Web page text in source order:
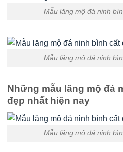
Mẫu lăng mộ đá ninh
Mẫu lăng mộ đá ninh
Những mẫu lăng mộ đá
đẹp nhất hiện nay
Mẫu lăng mộ đá ninh